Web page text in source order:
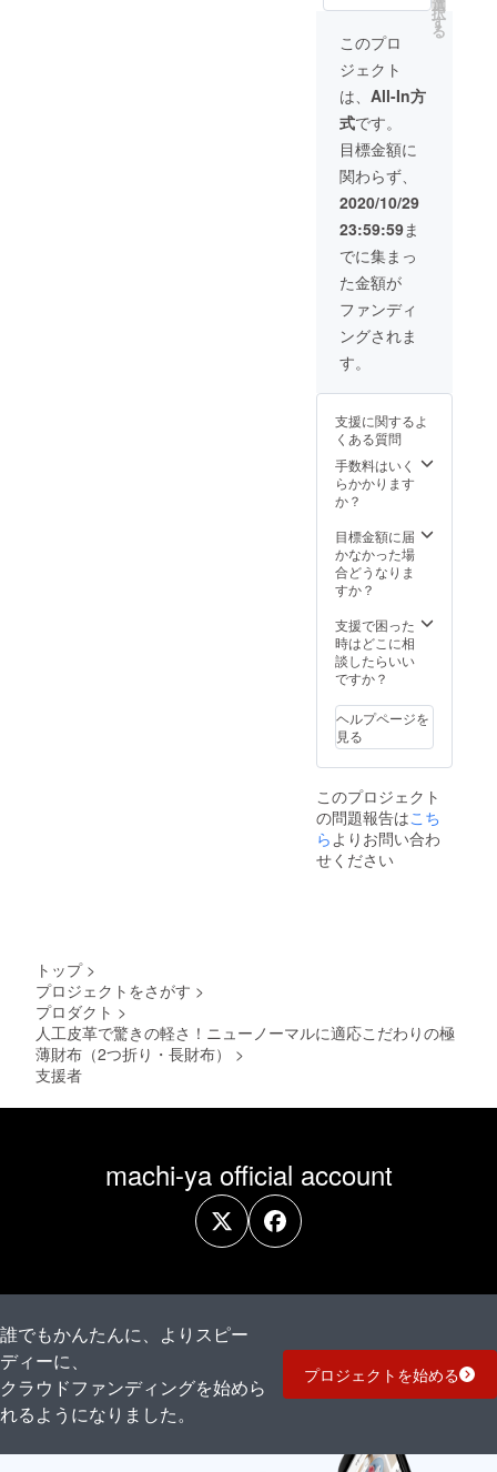
・定
価：
16,500
円（税
込）→
約
12%OF
F（2,00
0円引
き） ・
送料無
料（国
内の
み） ・
下記を
選択し
ていた
だきま
選
択
す
る
このプロ
ジェクト
は、 All-In方
式です。
目標金額に
関わらず、
2020/10/29
23:59:59ま
でに集まっ
た金額が
ファンディ
ングされま
す。
支援に関するよ
くある質問
手数料はいく
らかかります
か？
目標金額に届
かなかった場
合どうなりま
すか？
支援で困った
時はどこに相
談したらいい
ですか？
ヘルプページを
見る
このプロジェクト
の問題報告はこち
らよりお問い合わ
せください
トップ >
プロジェクトをさがす >
プロダクト >
人工皮革で驚きの軽さ！ニューノーマルに適応こだわりの極
薄財布（2つ折り・長財布）
>
支援者
machi-ya official account
誰でもかんたんに、よりスピー
ディーに、
クラウドファンディングを始めら
れるようになりました。
プロジェクトを始める